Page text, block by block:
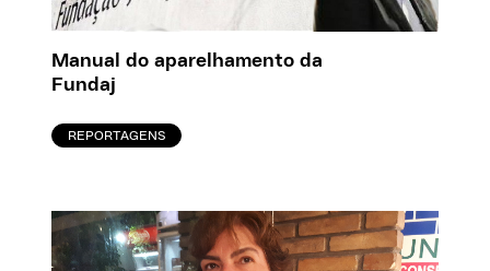
Manual do aparelhamento da
Fundaj
REPORTAGENS